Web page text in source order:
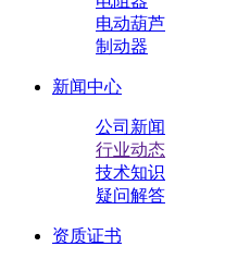
电动葫芦
制动器
新闻中心
公司新闻
行业动态
技术知识
疑问解答
资质证书